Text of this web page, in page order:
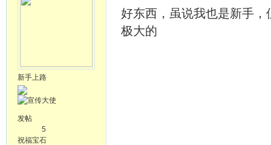
新手上路
发帖
5
祝福宝石
好东西，虽说我也是新手
极大的